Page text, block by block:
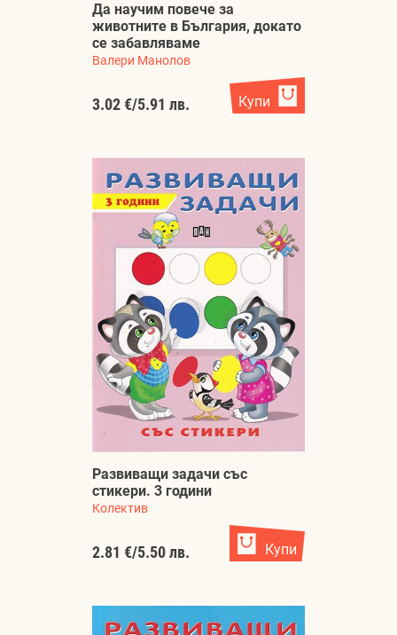
Да научим повече за
животните в България, докато
се забавляваме
Валери Манолов
3.02 €/5.91 лв. Купи
Развиващи задачи със
стикери. 3 години
Колектив
2.81 €/5.50 лв. Купи